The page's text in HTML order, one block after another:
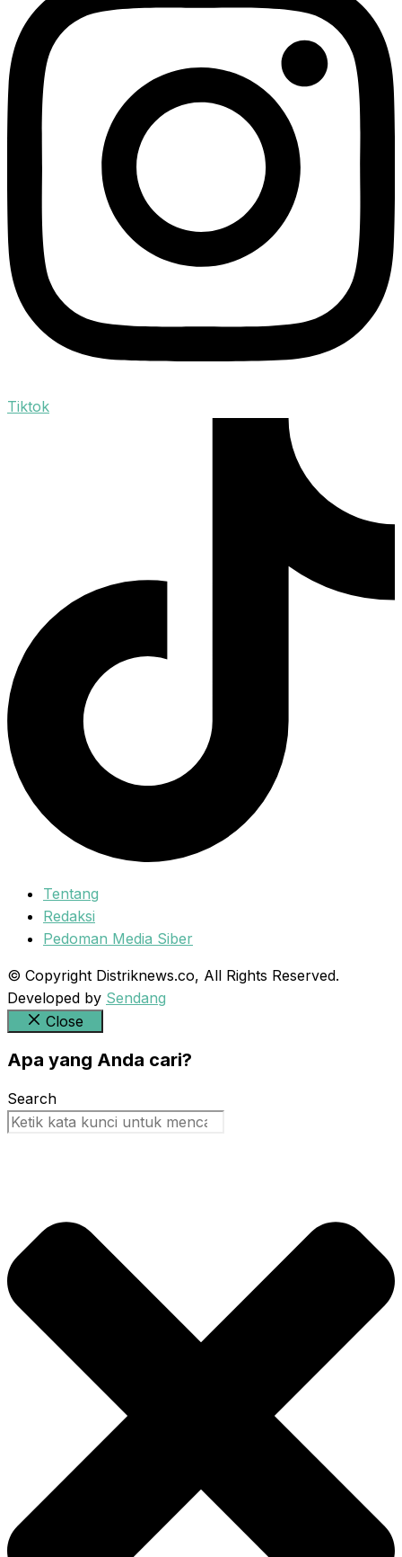
Tiktok
Tentang
Redaksi
Pedoman Media Siber
© Copyright Distriknews.co, All Rights Reserved.
Developed by Sendang
Close
Apa yang Anda cari?
Search